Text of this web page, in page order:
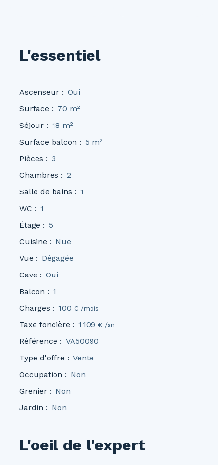
L'essentiel
Ascenseur : Oui
Surface : 70 m²
Séjour : 18 m²
Surface balcon : 5 m²
Pièces : 3
Chambres : 2
Salle de bains : 1
WC : 1
Étage : 5
Cuisine : Nue
Vue : Dégagée
Cave : Oui
Balcon : 1
Charges : 100 € /mois
Taxe foncière : 1 109 € /an
Référence : VA50090
Type d'offre : Vente
Occupation : Non
Grenier : Non
Jardin : Non
L'oeil de l'expert